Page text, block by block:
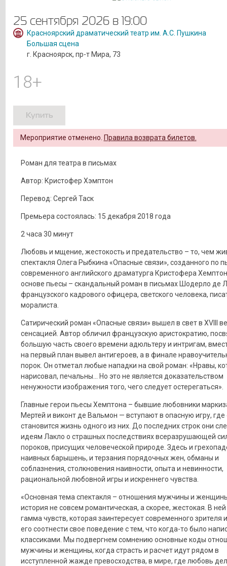
25 сентября 2026 в 19:00
Красноярский драматический театр им. А.С. Пушкина
Большая сцена
г. Красноярск, пр-т Мира, 73
18+
Купить
Мероприятие отменено. Правила возврата билетов.
Роман для театра в письмах
Автор: Кристофер Хэмптон
Перевод: Сергей Таск
Премьера состоялась: 15 декабря 2018 года
2 часа 30 минут
Любовь и мщение, жестокость и предательство – то, чем
спектакля Олега Рыбкина «Опасные связи», созданного по
современного английского драматурга Кристофера
основе пьесы – скандальный роман в письмах Шодерло де
французского кадрового офицера, светского человека,
моралиста.
Сатирический роман «Опасные связи» вышел в свет в ХVIII
сенсацией. Автор обличил французскую аристократию,
большую часть своего времени адюльтеру и интригам,
на первый план вывел антигероев, а в финале
порок. Он отметал любые нападки на свой роман: «Нравы,
нарисовал, печальны... Но это не является доказательством
ненужности изображения того, чего следует остерегаться».
Главные герои пьесы Хемптона – бывшие любовники
Мертей и виконт де Вальмон — вступают в опасную игру, где
становится жизнь одного из них. До последних строк они
идеям Лакло о страшных последствиях всеразрушающей
пороков, присущих человеческой природе. Здесь и
наивных барышень, и терзания порядочных жен, обманы и
соблазнения, столкновения наивности, опыта и невинности,
рациональной любовной игры и искреннего чувства.
«Основная тема спектакля – отношения мужчины и
история не совсем романтическая, а скорее, жестокая. В ней
гамма чувств, которая заинтересует современного зрителя
его соотнести свое поведение с тем, что когда-то было
классиками. Мы подвергнем сомнению основные коды
мужчины и женщины, когда страсть и расчет идут рядом в
исступленной жажде превосходства, в мире, где любовь